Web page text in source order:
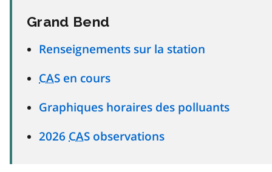
Grand Bend
Renseignements sur la station
CAS en cours
Graphiques horaires des polluants
2026 CAS observations